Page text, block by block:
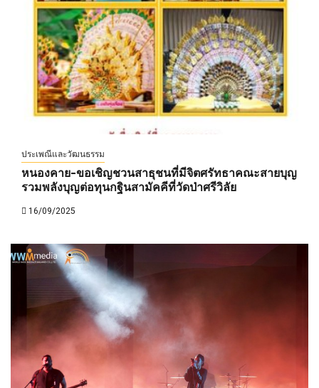
ประเพณีและวัฒนธรรม
หนองคาย-ขอเชิญชวนสาธุชนที่มีจิตศรัทธาคณะสายบุญ
รวมพลังบุญต่อทุนกฐินสามัคคีที่วัดป่าศรีวิลัย
16/09/2025